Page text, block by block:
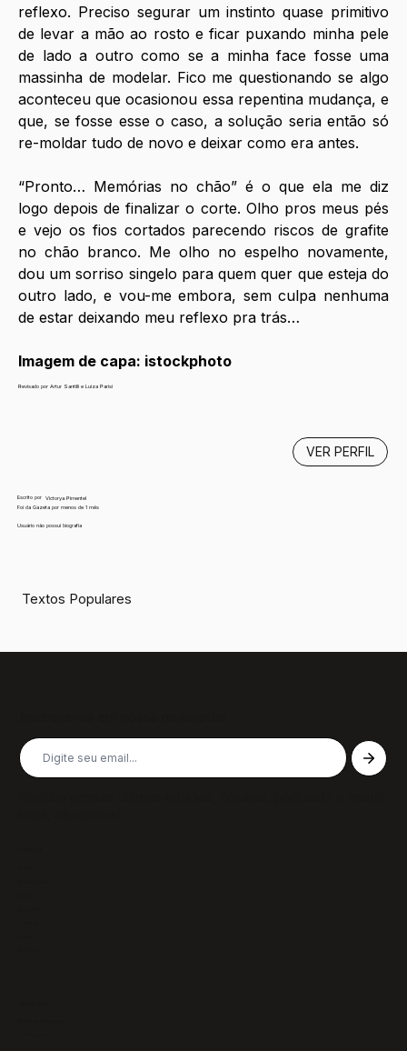
reflexo. Preciso segurar um instinto quase primitivo
de levar a mão ao rosto e ficar puxando minha pele
de lado a outro como se a minha face fosse uma
massinha de modelar. Fico me questionando se algo
aconteceu que ocasionou essa repentina mudança, e
que, se fosse esse o caso, a solução seria então só
re-moldar tudo de novo e deixar como era antes.
“Pronto… Memórias no chão” é o que ela me diz
logo depois de finalizar o corte. Olho pros meus pés
e vejo os fios cortados parecendo riscos de grafite
no chão branco. Me olho no espelho novamente,
dou um sorriso singelo para quem quer que esteja do
outro lado, e vou-me embora, sem culpa nenhuma
de estar deixando meu reflexo pra trás…
Imagem de capa: istockphoto
Revisado por Artur Santilli e Luiza Parisi
Escrito por
Victorya Pimentel
Foi da Gazeta por menos de 1 mês
Usuário não possui biografia
VER PERFIL
Textos Populares